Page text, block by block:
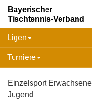
Bayerischer
Tischtennis-Verband
Ligen
Turniere
Einzelsport Erwachsene
Jugend